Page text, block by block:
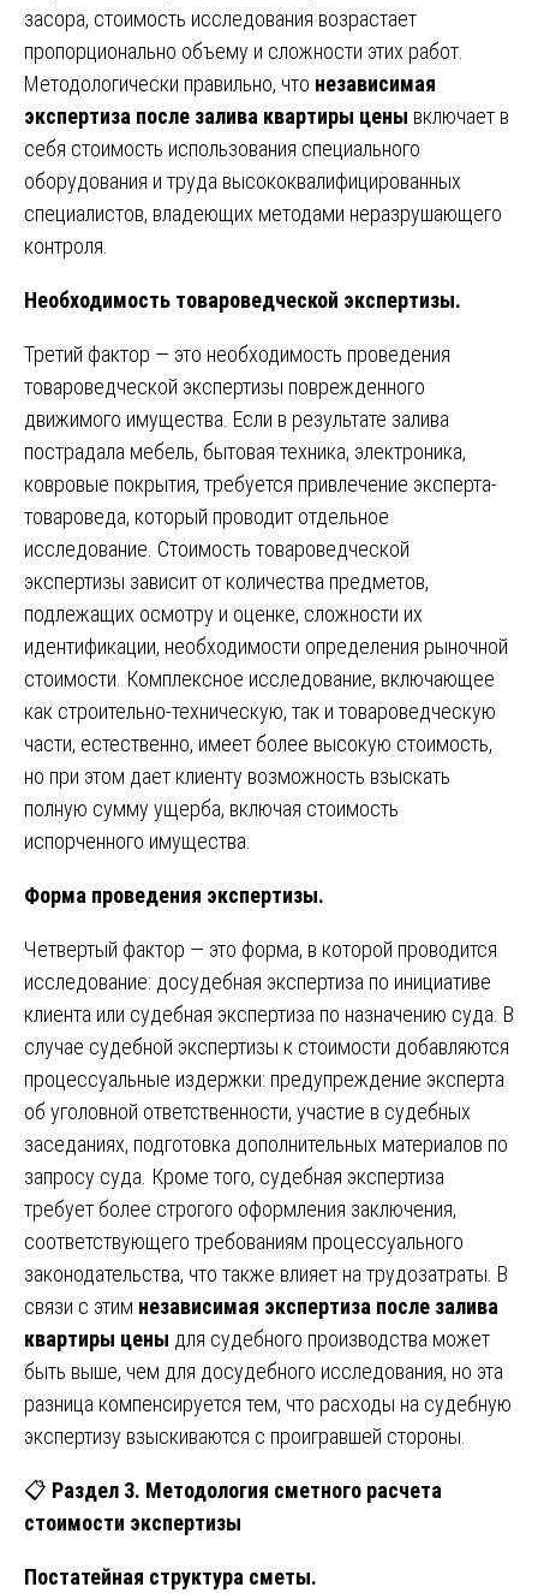
засора, стоимость исследования возрастает
пропорционально объему и сложности этих работ.
Методологически правильно, что независимая
экспертиза после залива квартиры цены включает в
себя стоимость использования специального
оборудования и труда высококвалифицированных
специалистов, владеющих методами неразрушающего
контроля.
Необходимость товароведческой экспертизы.
Третий фактор — это необходимость проведения
товароведческой экспертизы поврежденного
движимого имущества. Если в результате залива
пострадала мебель, бытовая техника, электроника,
ковровые покрытия, требуется привлечение эксперта-
товароведа, который проводит отдельное
исследование. Стоимость товароведческой
экспертизы зависит от количества предметов,
подлежащих осмотру и оценке, сложности их
идентификации, необходимости определения рыночной
стоимости. Комплексное исследование, включающее
как строительно-техническую, так и товароведческую
части, естественно, имеет более высокую стоимость,
но при этом дает клиенту возможность взыскать
полную сумму ущерба, включая стоимость
испорченного имущества.
Форма проведения экспертизы.
Четвертый фактор — это форма, в которой проводится
исследование: досудебная экспертиза по инициативе
клиента или судебная экспертиза по назначению суда. В
случае судебной экспертизы к стоимости добавляются
процессуальные издержки: предупреждение эксперта
об уголовной ответственности, участие в судебных
заседаниях, подготовка дополнительных материалов по
запросу суда. Кроме того, судебная экспертиза
требует более строгого оформления заключения,
соответствующего требованиям процессуального
законодательства, что также влияет на трудозатраты. В
связи с этим независимая экспертиза после залива
квартиры цены для судебного производства может
быть выше, чем для досудебного исследования, но эта
разница компенсируется тем, что расходы на судебную
экспертизу взыскиваются с проигравшей стороны.
📋 Раздел 3. Методология сметного расчета
стоимости экспертизы
Постатейная структура сметы.